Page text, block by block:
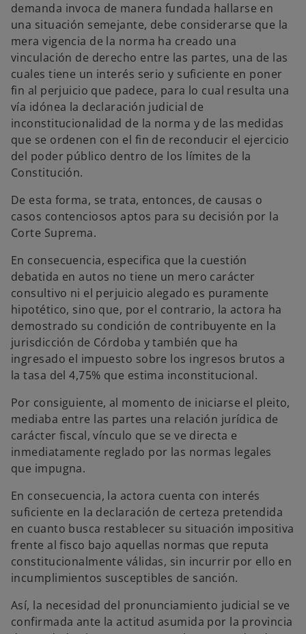
demanda invoca de manera fundada hallarse en
una situación semejante, debe considerarse que la
mera vigencia de la norma ha creado una
vinculación de derecho entre las partes, una de las
cuales tiene un interés serio y suficiente en poner
fin al perjuicio que padece, para lo cual resulta una
vía idónea la declaración judicial de
inconstitucionalidad de la norma y de las medidas
que se ordenen con el fin de reconducir el ejercicio
del poder público dentro de los límites de la
Constitución.
De esta forma, se trata, entonces, de causas o
casos contenciosos aptos para su decisión por la
Corte Suprema.
En consecuencia, especifica que la cuestión
debatida en autos no tiene un mero carácter
consultivo ni el perjuicio alegado es puramente
hipotético, sino que, por el contrario, la actora ha
demostrado su condición de contribuyente en la
jurisdicción de Córdoba y también que ha
ingresado el impuesto sobre los ingresos brutos a
la tasa del 4,75% que estima inconstitucional.
Por consiguiente, al momento de iniciarse el pleito,
mediaba entre las partes una relación jurídica de
carácter fiscal, vínculo que se ve directa e
inmediatamente reglado por las normas legales
que impugna.
En consecuencia, la actora cuenta con interés
suficiente en la declaración de certeza pretendida
en cuanto busca restablecer su situación impositiva
frente al fisco bajo aquellas normas que reputa
constitucionalmente válidas, sin incurrir por ello en
incumplimientos susceptibles de sanción.
Así, la necesidad del pronunciamiento judicial se ve
confirmada ante la actitud asumida por la provincia